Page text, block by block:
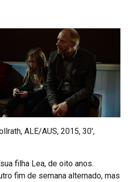
ALE/AUS, 2015, 30′,
filha Lea, de oito anos.
fim de semana alternado, mas